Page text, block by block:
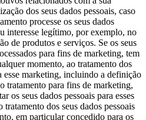
dos seus dados pessoais, caso
processe os seus dados
interesse legítimo, por exemplo, no
de produtos e serviços. Se os seus
para fins de marketing, tem
momento, ao tratamento dos
esse marketing, incluindo a definição
tratamento para fins de marketing,
os seus dados pessoais para esses
dos seus dados pessoais
em particular concedido para os